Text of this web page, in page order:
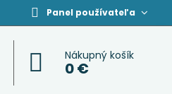
Panel používateľa
Nákupný košík
0 €